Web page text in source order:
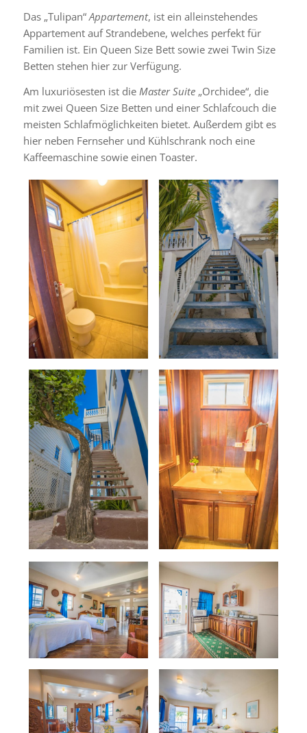
Das „Tulipan“Appartement, ist ein alleinstehendes
Appartement auf Strandebene, welches perfekt für
Familien ist. Ein Queen Size Bett sowie zwei Twin Size
Betten stehen hier zur Verfügung.
Am luxuriösesten ist die Master Suite„Orchidee“, die
mit zwei Queen Size Betten und einer Schlafcouch die
meisten Schlafmöglichkeiten bietet. Außerdem gibt es
hier neben Fernseher und Kühlschrank noch eine
Kaffeemaschine sowie einen Toaster.